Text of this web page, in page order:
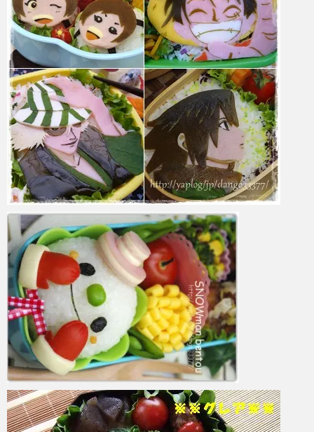
azuki 2017年6月2日
azuki 2017年6月2日